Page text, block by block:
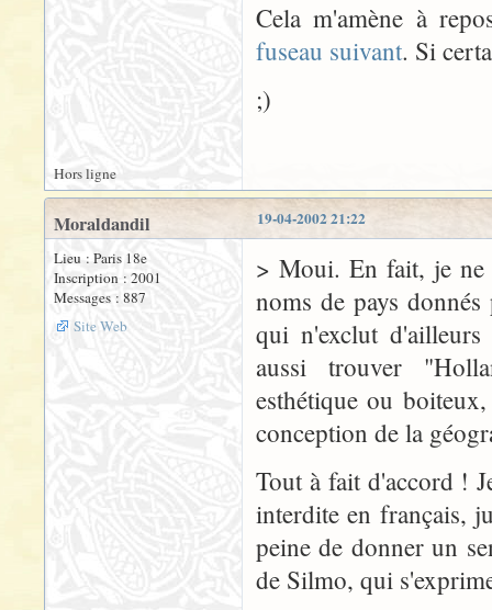
Cela m'amène à
fuseau suivant. Si
;)
Hors ligne
19-04-2002 21:22
Moraldandil
Lieu : Paris 18e
Inscription : 2001
Messages : 887
Site Web
> Moui. En fait, je ne
noms de pays
qui n'exclut
aussi trouver
esthétique ou
conception de la
Tout à fait d'accord !
interdite en français,
peine de donner un
de Silmo, qui